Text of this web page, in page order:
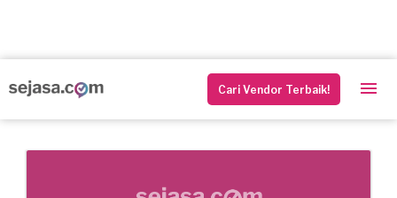
Cari Vendor Terbaik!